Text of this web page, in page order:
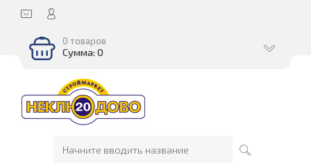
0 товаров
Сумма: 0